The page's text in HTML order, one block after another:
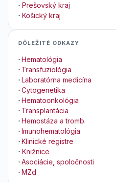
· Prešovský kraj
· Košický kraj
DÔLEŽITÉ ODKAZY
· Hematológia
· Transfuziológia
· Laboratórna medicína
· Cytogenetika
· Hematoonkológia
· Transplantácia
· Hemostáza a tromb.
· Imunohematológia
· Klinické registre
· Knižnice
· Asociácie, spoločnosti
· MZd